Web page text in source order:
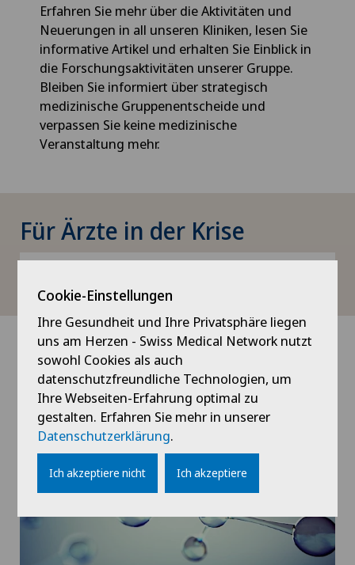
Erfahren Sie mehr über die Aktivitäten und
Neuerungen in all unseren Kliniken, lesen Sie
informative Artikel und erhalten Sie Einblick in
die Forschungsaktivitäten unserer Gruppe.
Bleiben Sie informiert über strategisch
medizinische Gruppenentscheide und
verpassen Sie keine medizinische
Veranstaltung mehr.
Für Ärzte in der Krise
News
Cookie-Einstellungen
Ihre Gesundheit und Ihre Privatsphäre liegen
uns am Herzen - Swiss Medical Network nutzt
sowohl Cookies als auch
datenschutzfreundliche Technologien, um
Ihre Webseiten-Erfahrung optimal zu
gestalten. Erfahren Sie mehr in unserer
Datenschutzerklärung.
Ich akzeptiere nicht Ich akzeptiere